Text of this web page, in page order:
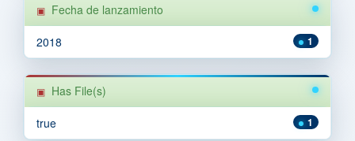
Fecha de lanzamiento
1
2018
Has File(s)
1
true